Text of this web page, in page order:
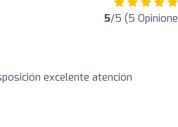
5/5 (5
excelente atención